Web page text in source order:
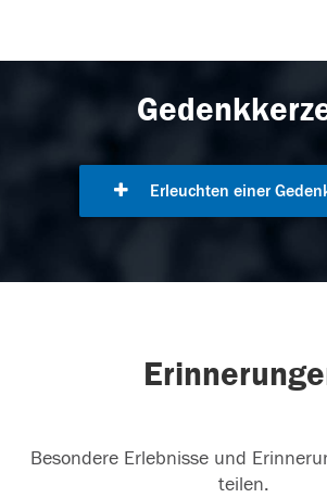
Erleuchten einer
Besondere Erlebnisse und
teilen.